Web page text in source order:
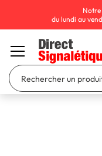
Notre
du lundi au